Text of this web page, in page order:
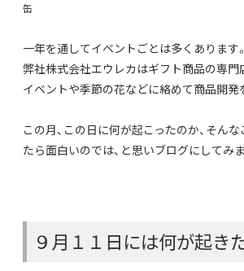
缶
一年を通してイベントごとは多くあります。
弊社株式会社エウレカはギフト商品の専門
イベントや季節の花などに絡めて商品開発
この月、この日に何が起こったのか、そん
たら面白いのでは、と思いブログにしてみま
９月１１日には何が起き